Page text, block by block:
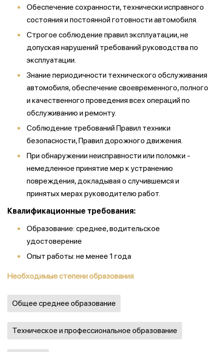
Обеспечение сохранности, технически исправного
состояния и постоянной готовности автомобиля.
Строгое соблюдение правил эксплуатации, не
допуская нарушений требований руководства по
эксплуатации.
Знание периодичности технического обслуживания
автомобиля, обеспечение своевременного, полного
и качественного проведения всех операций по
обслуживанию и ремонту.
Соблюдение требований Правил техники
безопасности, Правил дорожного движения.
При обнаружении неисправности или поломки -
немедленное принятие мер к устранению
повреждения, докладывая о случившемся и
принятых мерах руководителю работ.
Квалификационные требования:
Образование: среднее, водительское
удостоверение
Опыт работы: не менее 1 года
Необходимые степени образования
Общее среднее образование
Техническое и профессиональное образование